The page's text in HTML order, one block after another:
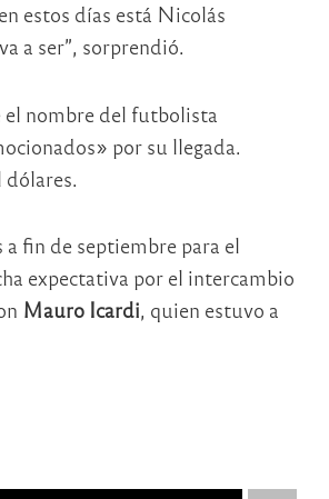
estos días está Nicolás
a ser”, sorprendió.
el nombre del futbolista
por su llegada.
fin de septiembre para el
expectativa por el intercambio
Mauro Icardi, quien estuvo a